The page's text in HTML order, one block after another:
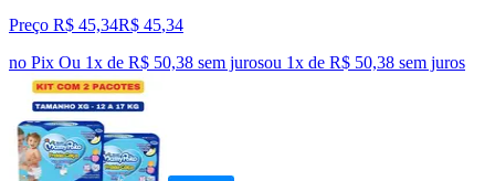
Preço R$ 45,34R$ 45,34
no Pix Ou 1x de R$ 50,38 sem jurosou 1x de R$ 50,38 sem juros